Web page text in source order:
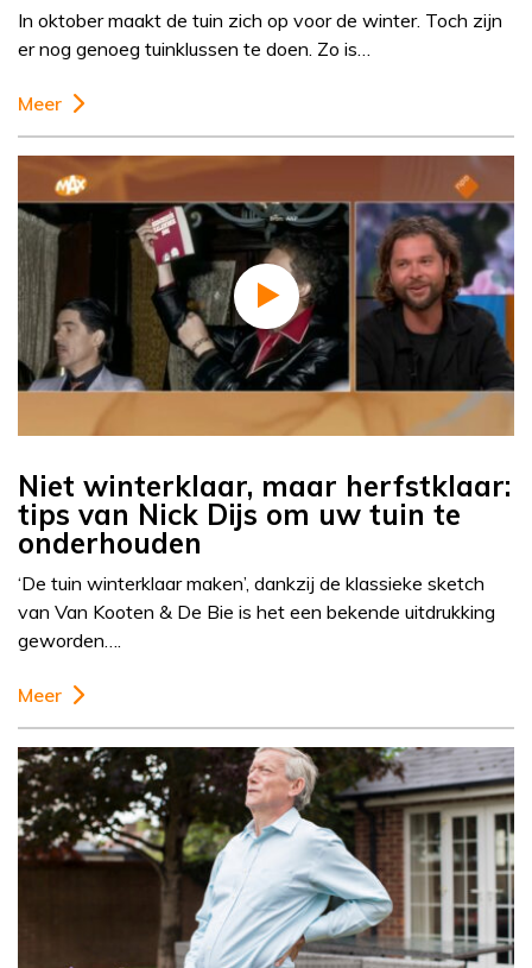
In oktober maakt de tuin zich op voor de winter. Toch zijn
er nog genoeg tuinklussen te doen. Zo is…
Meer
Niet winterklaar, maar herfstklaar:
tips van Nick Dijs om uw tuin te
onderhouden
‘De tuin winterklaar maken’, dankzij de klassieke sketch
van Van Kooten & De Bie is het een bekende uitdrukking
geworden….
Meer